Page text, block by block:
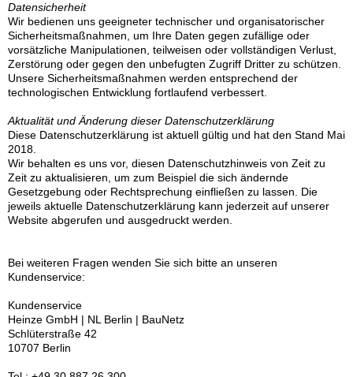
Datensicherheit
Wir bedienen uns geeigneter technischer und organisatorischer
Sicherheitsmaßnahmen, um Ihre Daten gegen zufällige oder
vorsätzliche Manipulationen, teilweisen oder vollständigen Verlust,
Zerstörung oder gegen den unbefugten Zugriff Dritter zu schützen.
Unsere Sicherheitsmaßnahmen werden entsprechend der
technologischen Entwicklung fortlaufend verbessert.
Aktualität und Änderung dieser Datenschutzerklärung
Diese Datenschutzerklärung ist aktuell gültig und hat den Stand Mai
2018.
Wir behalten es uns vor, diesen Datenschutzhinweis von Zeit zu
Zeit zu aktualisieren, um zum Beispiel die sich ändernde
Gesetzgebung oder Rechtsprechung einfließen zu lassen. Die
jeweils aktuelle Datenschutzerklärung kann jederzeit auf unserer
Website abgerufen und ausgedruckt werden.
Bei weiteren Fragen wenden Sie sich bitte an unseren
Kundenservice:
Kundenservice
Heinze GmbH | NL Berlin | BauNetz
Schlüterstraße 42
10707 Berlin